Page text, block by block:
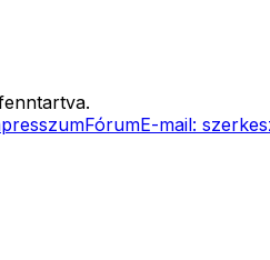
FórumE-mail: